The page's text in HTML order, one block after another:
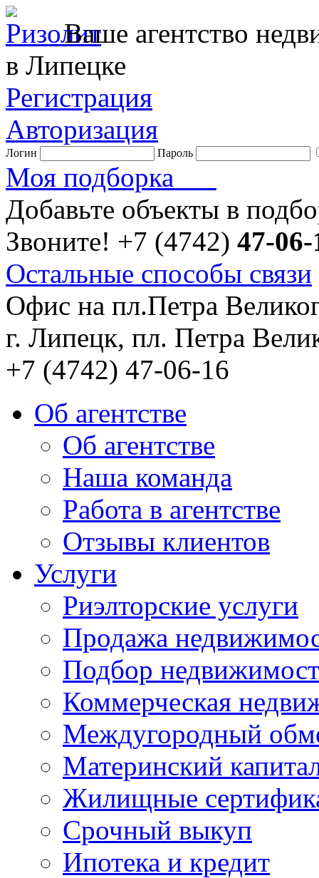
Ваше агентство
в Липецке
Регистрация
Авторизация
Логин Пароль
Моя подборка
Добавьте объекты в
Звоните! +7 (4742) 47-06-
Остальные способы связи
Офис на пл.Петра
г. Липецк, пл. Петра
+7 (4742) 47-06-16
Об агентстве
Об агентстве
Наша команда
Работа в агентстве
Отзывы клиентов
Услуги
Риэлторские услуги
Продажа
Подбор
Коммерческая
Междугородный
Материнский
Жилищные
Срочный выкуп
Ипотека и кредит